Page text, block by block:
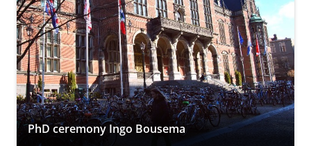
PhD ceremony Ingo Bousema